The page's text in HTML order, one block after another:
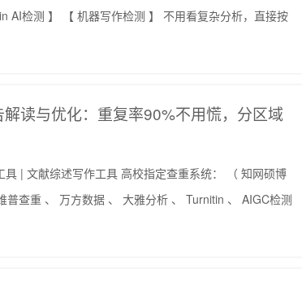
AI检测 】 【 机器写作检测 】 不用看复杂分析，直接按
解读与优化：重复率90%不用慌，分区域
| 文献综述写作工具 高校指定查重系统： （ 知网硕博
普查重 、 万方数据 、 大雅分析 、 Turnitin 、 AIGC检测